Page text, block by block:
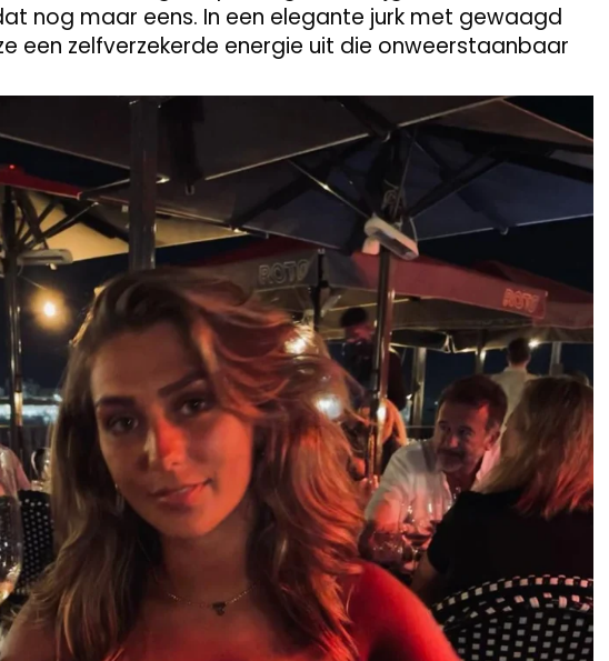
nog maar eens. In een elegante jurk met gewaagd
een zelfverzekerde energie uit die onweerstaanbaar